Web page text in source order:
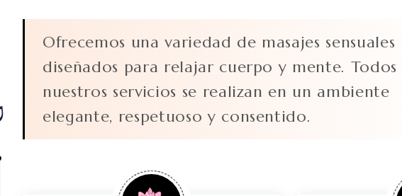
Ofrecemos una variedad de masajes sensuales
diseñados para relajar cuerpo y mente. Todos
nuestros servicios se realizan en un ambiente
elegante, respetuoso y consentido.